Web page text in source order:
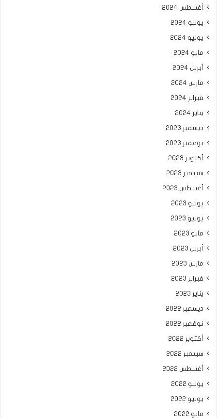
أغسطس 2024
يوليو 2024
يونيو 2024
مايو 2024
أبريل 2024
مارس 2024
فبراير 2024
يناير 2024
ديسمبر 2023
نوفمبر 2023
أكتوبر 2023
سبتمبر 2023
أغسطس 2023
يوليو 2023
يونيو 2023
مايو 2023
أبريل 2023
مارس 2023
فبراير 2023
يناير 2023
ديسمبر 2022
نوفمبر 2022
أكتوبر 2022
سبتمبر 2022
أغسطس 2022
يوليو 2022
يونيو 2022
مايو 2022